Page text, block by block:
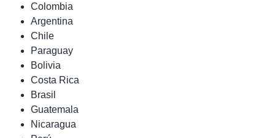
Colombia
Argentina
Chile
Paraguay
Bolivia
Costa Rica
Brasil
Guatemala
Nicaragua